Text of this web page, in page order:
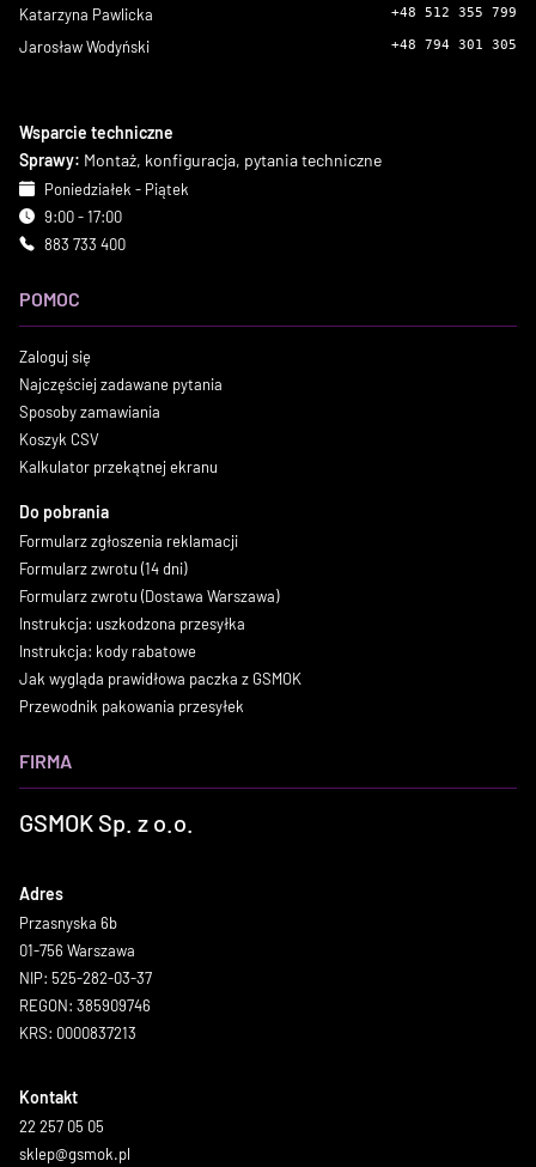
Katarzyna Pawlicka +48 512 355 799
Jarosław Wodyński +48 794 301 305
Wsparcie techniczne
Sprawy: Montaż, konfiguracja, pytania techniczne
Poniedziałek - Piątek
9:00 - 17:00
883 733 400
POMOC
Zaloguj się
Najczęściej zadawane pytania
Sposoby zamawiania
Koszyk CSV
Kalkulator przekątnej ekranu
Do pobrania
Formularz zgłoszenia reklamacji
Formularz zwrotu (14 dni)
Formularz zwrotu (Dostawa Warszawa)
Instrukcja: uszkodzona przesyłka
Instrukcja: kody rabatowe
Jak wygląda prawidłowa paczka z GSMOK
Przewodnik pakowania przesyłek
FIRMA
GSMOK Sp. z o.o.
Adres
Przasnyska 6b
01-756 Warszawa
NIP: 525-282-03-37
REGON: 385909746
KRS: 0000837213
Kontakt
22 257 05 05
sklep@gsmok.pl